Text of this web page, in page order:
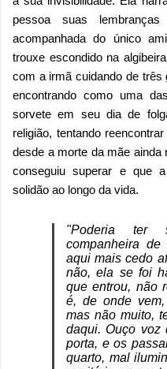
pessoa suas
acompanhada do único
trouxe escondido na
com a irmã cuidando de
encontrando como uma
sorvete em seu dia de
religião, tentando
desde a morte da mãe ainda
conseguiu superar e que
solidão ao longo da vida.
"Poderia ter
companheira
aqui mais cedo
não, ela se foi
que entrou, não
é, de onde
mas não muito,
daqui. Ouço voz
porta, e os
quarto, mal